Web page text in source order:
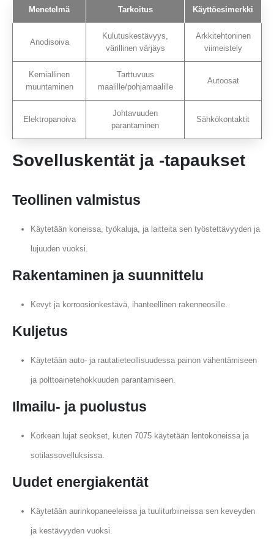
Menetelmä Tarkoitus Käyttöesimerkki
Anodisoiva
Kulutuskestävyys,
värillinen värjäys
Arkkitehtoninen
viimeistely
Kemiallinen
muuntaminen
Tarttuvuus
maalille/pohjamaalille
Autoosat
Elektropanoiva
Johtavuuden
parantaminen
Sähkökontaktit
Sovelluskentät ja -tapaukset
Teollinen valmistus
Käytetään koneissa, työkaluja, ja laitteita sen työstettävyyden ja
lujuuden vuoksi.
Rakentaminen ja suunnittelu
Kevyt ja korroosionkestävä, ihanteellinen rakenneosille.
Kuljetus
Käytetään auto- ja rautatieteollisuudessa painon vähentämiseen
ja polttoainetehokkuuden parantamiseen.
Ilmailu- ja puolustus
Korkean lujat seokset, kuten 7075 käytetään lentokoneissa ja
sotilassovelluksissa.
Uudet energiakentät
Käytetään aurinkopaneeleissa ja tuuliturbiineissa sen keveyden
ja kestävyyden vuoksi.